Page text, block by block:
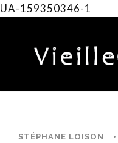
UA-159350346-1
STÉPHANE LOISON •